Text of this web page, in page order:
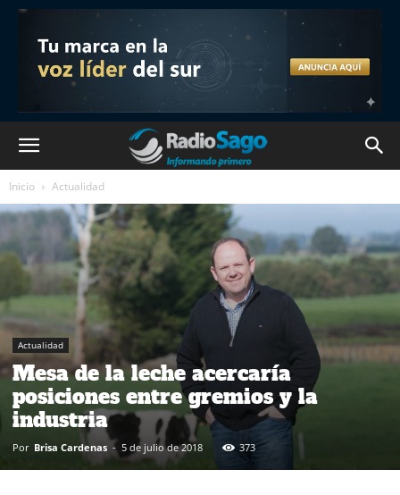
Inicio Actualidad
Actualidad
Mesa de la leche acercaría
posiciones entre gremios y la
industria
Por Brisa Cardenas - 5 de julio de 2018 373